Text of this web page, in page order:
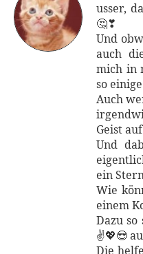
usser,
🤔❣
Und
auch
mich in
so
Auch
Geist
Und
ein
Wie
einem
Dazu so
✌💖😍
Die